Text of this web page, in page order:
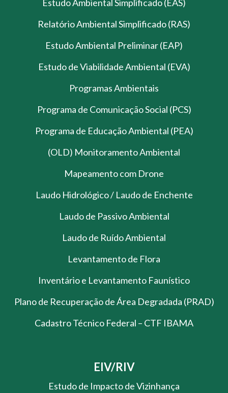
Estudo Ambiental Simplificado (EAS)
Relatório Ambiental Simplificado (RAS)
Estudo Ambiental Preliminar (EAP)
Estudo de Viabilidade Ambiental (EVA)
Programas Ambientais
Programa de Comunicação Social (PCS)
Programa de Educação Ambiental (PEA)
(OLD) Monitoramento Ambiental
Mapeamento com Drone
Laudo Hidrológico / Laudo de Enchente
Laudo de Passivo Ambiental
Laudo de Ruído Ambiental
Levantamento de Flora
Inventário e Levantamento Faunístico
Plano de Recuperação de Área Degradada (PRAD)
Cadastro Técnico Federal – CTF IBAMA
EIV/RIV
Estudo de Impacto de Vizinhança